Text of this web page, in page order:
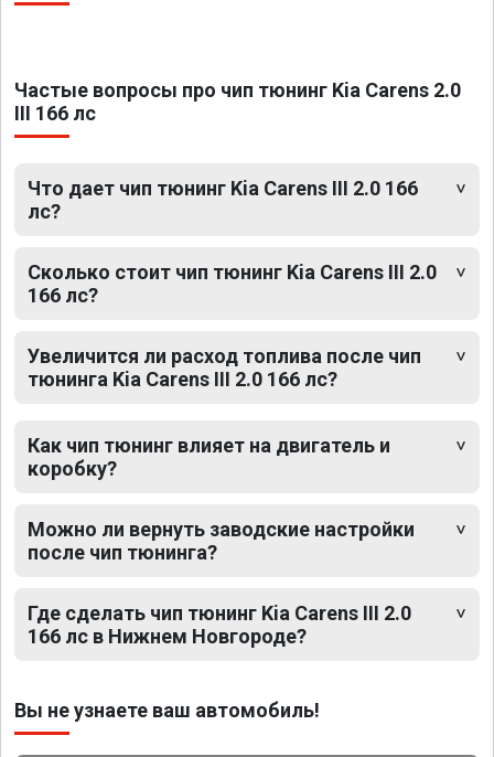
Частые вопросы про чип тюнинг Kia Carens 2.0
III 166 лс
Что дает чип тюнинг Kia Carens III 2.0 166
лс?
Сколько стоит чип тюнинг Kia Carens III 2.0
166 лс?
Увеличится ли расход топлива после чип
тюнинга Kia Carens III 2.0 166 лс?
Как чип тюнинг влияет на двигатель и
коробку?
Можно ли вернуть заводские настройки
после чип тюнинга?
Где сделать чип тюнинг Kia Carens III 2.0
166 лс в Нижнем Новгороде?
Вы не узнаете ваш автомобиль!